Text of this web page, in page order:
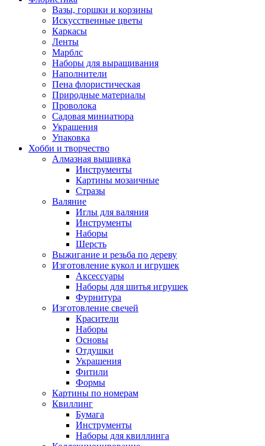
Вазы, горшки и корзины
Искусственные цветы
Каркасы
Ленты
Марблс
Наборы для выращивания
Наполнители
Пена флористическая
Природные материалы
Проволока
Садовая миниатюра
Украшения
Упаковка
Хобби и творчество
Алмазная вышивка
Инструменты
Картины мозаичные
Стразы
Валяние
Иглы для валяния
Инструменты
Наборы
Шерсть
Выжигание и резьба по дереву
Изготовление кукол и игрушек
Аксессуары
Наборы для шитья игрушек
Фурнитура
Изготовление свечей
Красители
Наборы
Основы
Отдушки
Украшения
Фитили
Формы
Картины по номерам
Квиллинг
Бумага
Инструменты
Наборы для квиллинга